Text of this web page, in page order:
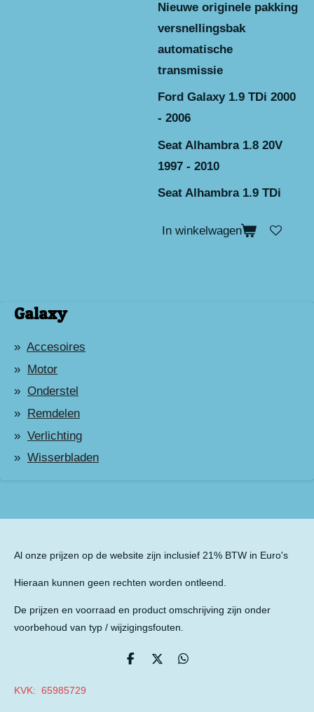
Nieuwe originele pakking
versnellingsbak
automatische
transmissie
Ford Galaxy 1.9 TDi 2000
- 2006
Seat Alhambra 1.8 20V
1997 - 2010
Seat Alhambra 1.9 TDi
In winkelwagen
Galaxy
Accesoires
Motor
Onderstel
Remdelen
Verlichting
Wisserbladen
Al onze prijzen op de website zijn inclusief 21% BTW in Euro's
Hieraan kunnen geen rechten worden ontleend.
De prijzen en voorraad en product omschrijving zijn onder
voorbehoud van typ / wijzigingsfouten.
D
D
D
KVK: 65985729